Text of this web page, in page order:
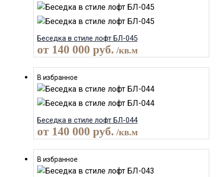
Беседка в стиле лофт БЛ-045
от 140 000 руб. /кв.м
В избранное
Беседка в стиле лофт БЛ-044
от 140 000 руб. /кв.м
В избранное